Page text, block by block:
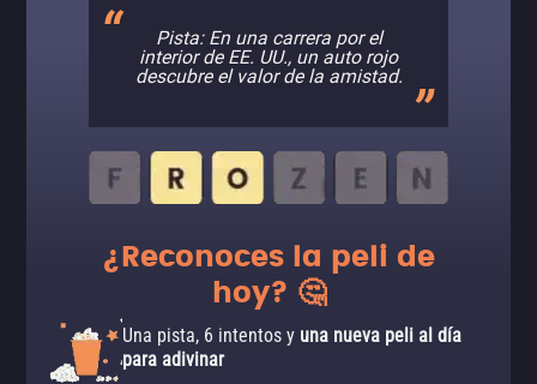
Pista: En una carrera por el
interior de EE. UU., un auto rojo
descubre el valor de la amistad.
¿Reconoces la peli de
hoy? 🤔
Una pista, 6 intentos y una nueva peli al día
para adivinar